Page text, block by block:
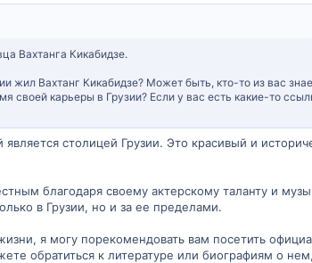
Вахтанга Кикабидзе.
жил Вахтанг Кикабидзе? Может быть, кто-то из вас
своей карьеры в Грузии? Если у вас есть какие-то
столицей Грузии. Это красивый и
благодаря своему актерскому таланту и
в Грузии, но и за ее пределами.
я могу порекомендовать вам посетить
обратиться к литературе или биографиям о